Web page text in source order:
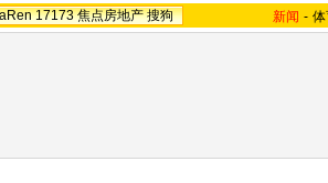
17173 焦点房地产 搜狗 新闻 -